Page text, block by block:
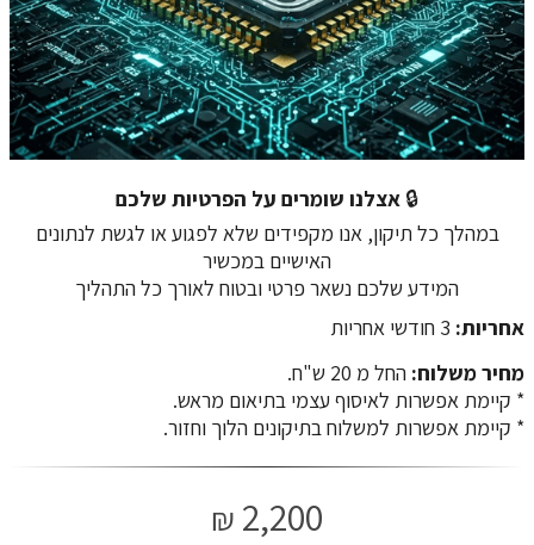
🔒 אצלנו שומרים על הפרטיות שלכם
במהלך כל תיקון, אנו מקפידים שלא לפגוע או לגשת לנתונים
האישיים במכשיר
המידע שלכם נשאר פרטי ובטוח לאורך כל התהליך
אחריות: 3 חודשי אחריות
מחיר משלוח: החל מ 20 ש"ח.
​​​​​​​* קיימת אפשרות לאיסוף עצמי בתיאום מראש.
* קיימת אפשרות למשלוח בתיקונים הלוך וחזור.
2,200
₪